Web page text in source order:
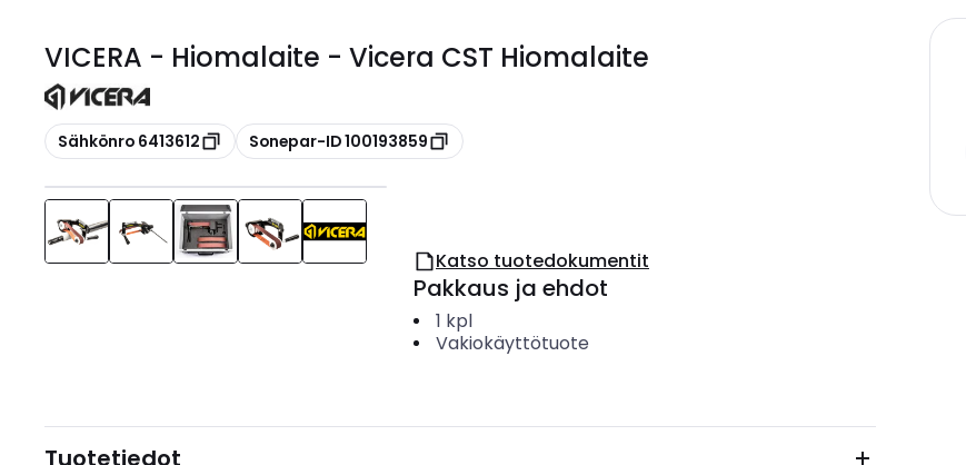
VICERA - Hiomalaite - Vicera CST Hiomalaite
Kopioi
Sähkönro 6413612 Kopioi
Sonepar-ID 100193859
Katso tuotedokumentit
Pakkaus ja ehdot
1 kpl
Vakiokäyttötuote
Tuotetiedot